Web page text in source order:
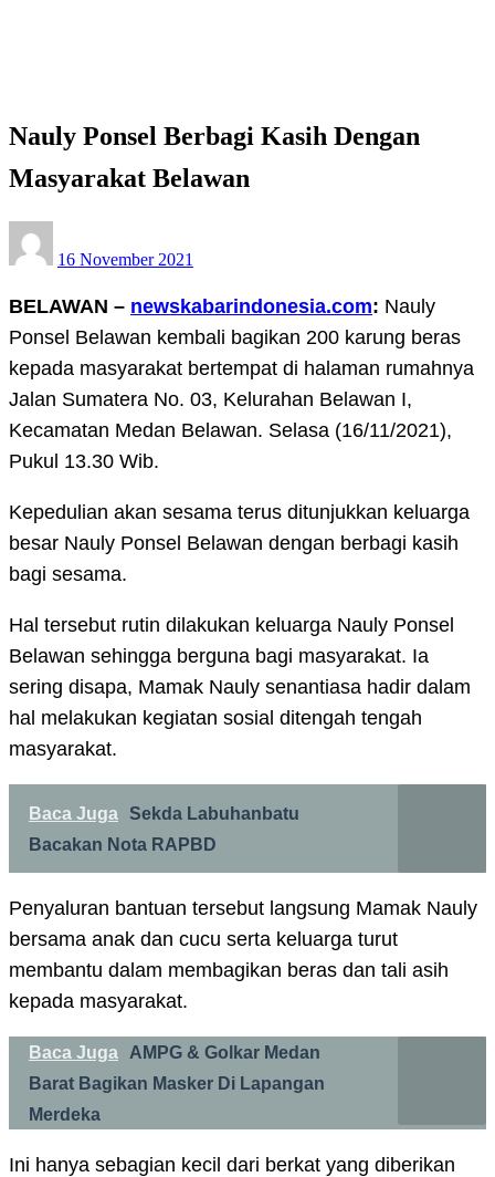
Nauly Ponsel Berbagi Kasih Dengan
Masyarakat Belawan
on
16 November 2021
BELAWAN – newskabarindonesia.com: Nauly
Ponsel Belawan kembali bagikan 200 karung beras
kepada masyarakat bertempat di halaman rumahnya
Jalan Sumatera No. 03, Kelurahan Belawan I,
Kecamatan Medan Belawan. Selasa (16/11/2021),
Pukul 13.30 Wib.
Kepedulian akan sesama terus ditunjukkan keluarga
besar Nauly Ponsel Belawan dengan berbagi kasih
bagi sesama.
Hal tersebut rutin dilakukan keluarga Nauly Ponsel
Belawan sehingga berguna bagi masyarakat. Ia
sering disapa, Mamak Nauly senantiasa hadir dalam
hal melakukan kegiatan sosial ditengah tengah
masyarakat.
Baca Juga Sekda Labuhanbatu
Bacakan Nota RAPBD
Penyaluran bantuan tersebut langsung Mamak Nauly
bersama anak dan cucu serta keluarga turut
membantu dalam membagikan beras dan tali asih
kepada masyarakat.
Baca Juga
AMPG & Golkar Medan
Barat Bagikan Masker Di Lapangan
Merdeka
Ini hanya sebagian kecil dari berkat yang diberikan